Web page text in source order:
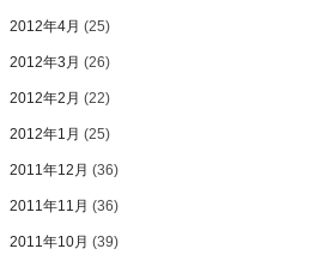
2012年4月 (25)
2012年3月 (26)
2012年2月 (22)
2012年1月 (25)
2011年12月 (36)
2011年11月 (36)
2011年10月 (39)